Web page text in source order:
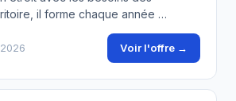
il forme chaque année …
Voir l'offre →